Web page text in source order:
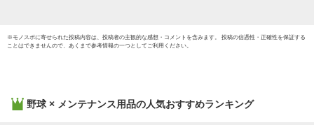
※モノスポに寄せられた投稿内容は、投稿者の主観的な感想・コメントを含みます。 投稿の信憑性・正確性を保証する
ことはできませんので、あくまで参考情報の一つとしてご利用ください。
野球 × メンテナンス用品の人気おすすめランキング